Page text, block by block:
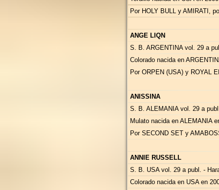
Por HOLY BULL y AMIRATI,
ANGE LIQN
S. B. ARGENTINA vol. 29 a
Colorado nacida en
Por ORPEN (USA) y ROYAL
ANISSINA
S. B. ALEMANIA vol. 29 a
Mulato nacida en ALEMANIA
Por SECOND SET y
ANNIE RUSSELL
S. B. USA vol. 29 a publ. -
Colorado nacida en USA en